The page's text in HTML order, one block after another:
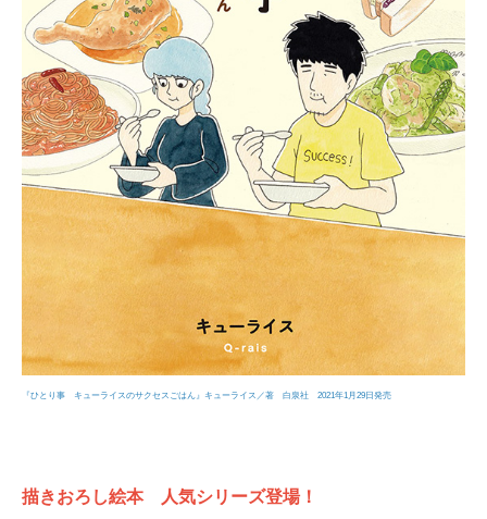
『ひとり事 キューライスのサクセスごはん』キューライス／著 白泉社 2021年1月29日発売
描きおろし絵本 人気シリーズ登場！